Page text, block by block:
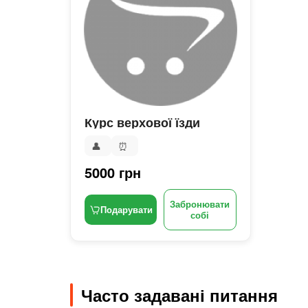
Курс верхової їзди
👤 ⏰
5000 грн
Подарувати
Забронювати
собі
Часто задавані питання